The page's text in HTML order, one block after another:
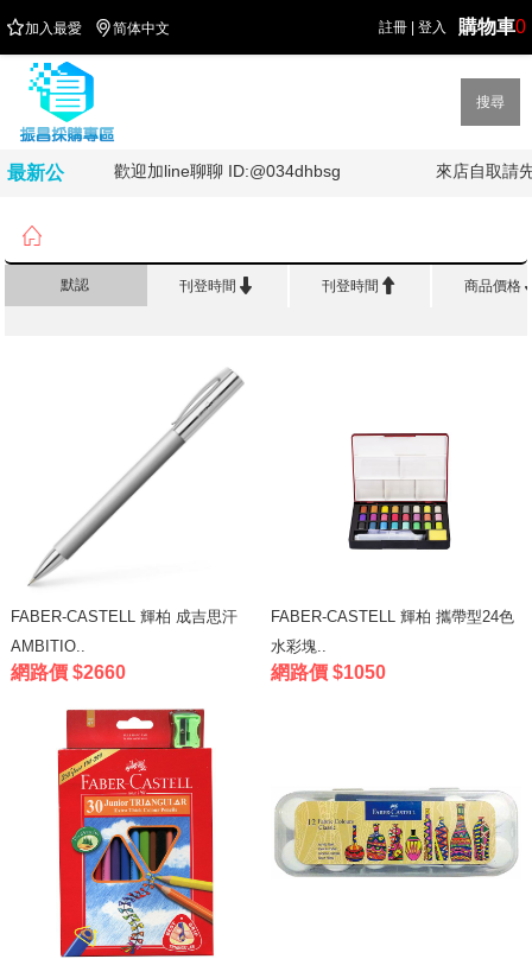
註冊 登入 購物車0
加入最愛 简体中文
搜尋
最新公 歡迎加line聊聊 ID:@034dhbsg 來店自取請先

默認 刊登時間  刊登時間  商品價格
FABER-CASTELL 輝柏 成吉思汗
AMBITIO..
網路價 $2660
FABER-CASTELL 輝柏 攜帶型24色
水彩塊..
網路價 $1050